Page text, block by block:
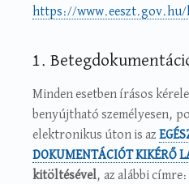
https://
1.
Minden esetben írásos
benyújtható személyesen,
elektronikus úton is az
DOKUMENTÁCIÓT KIKÉRŐ
kitöltésével, az alábbi címre: